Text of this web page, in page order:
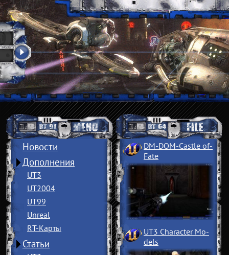
Новости
Дополнения
UT3
UT2004
UT99
Unreal
RT-Карты
Статьи
DM-DOM-Castle of­
Fate
UT3 Character Mo­
dels